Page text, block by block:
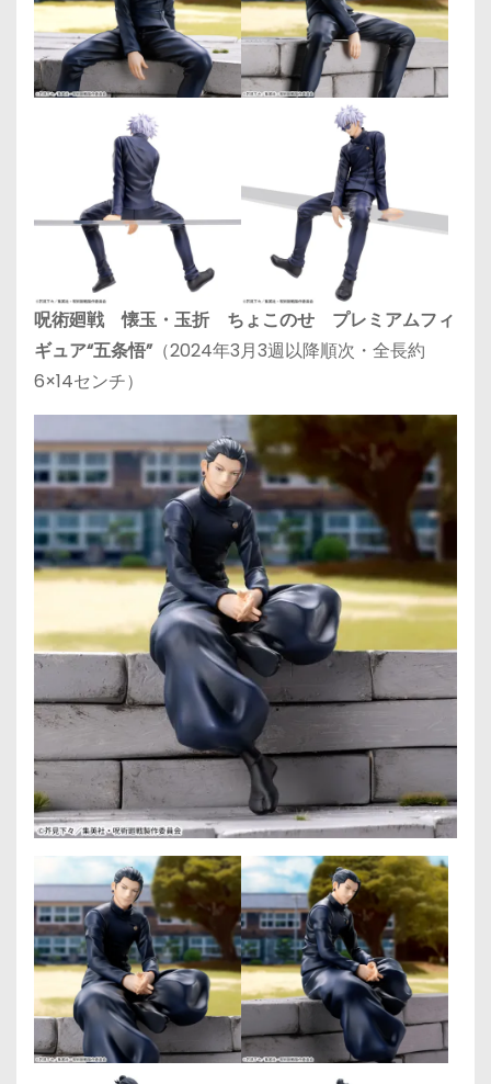
呪術廻戦 懐玉・玉折 ちょこのせ プレミアムフィ
ギュア“五条悟”（2024年3月3週以降順次・全長約
6×14センチ）